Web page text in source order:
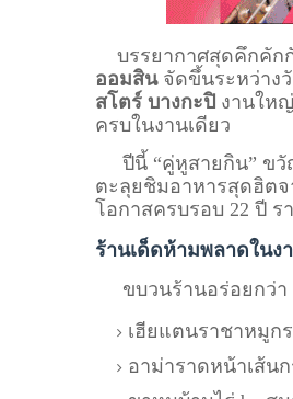
บรรยากาศสุดคึกคัก
ออมสินจัดขึ้นระหว่าง
สโตร์ บางกะปิ งานให
ครบในงานเดียว
ปีนี้ “คู่หูสายกิน” ขวั
ตะลุยชิมอาหารสุดฮิตจ
โอกาสครบรอบ 22 ปี ร
ร้านเด็ดห้ามพลาดในง
ขบวนร้านอร่อยกว่า
เฮียแตนราชาหมูก
อาม่าราดหน้าเส้น